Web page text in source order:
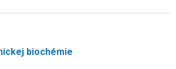
biochémie